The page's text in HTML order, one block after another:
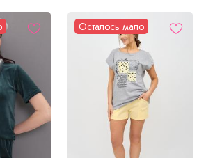
Осталось мало